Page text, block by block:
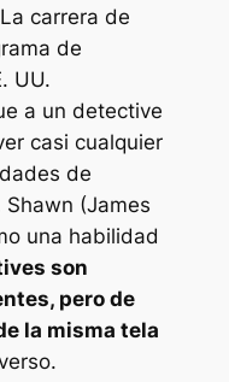
La carrera de
de
UU.
a un detective
casi cualquier
de
(James
una habilidad
son
pero de
la misma tela